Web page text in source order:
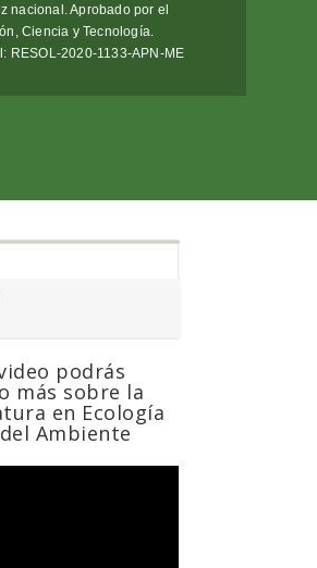
nacional. Aprobado por el
Ciencia y Tecnología.
RESOL-2020-1133-APN-ME
podrás
más sobre la
en Ecología
Ambiente